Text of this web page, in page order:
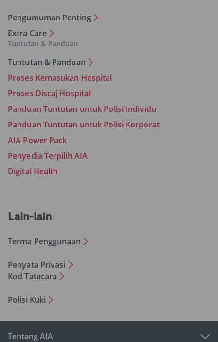
Pengumuman Penting
Extra Care
Tuntutan & Panduan
Tuntutan & Panduan
Proses Kemasukan Hospital
Proses Discaj Hospital
Panduan Tuntutan untuk Polisi Individu
Panduan Tuntutan untuk Polisi Korporat
AIA Power Pack
Penyedia Terpilih AIA
Digital Health
Lain-lain
Terma Penggunaan
Penyata Privasi
Kod Tatacara
Polisi Kuki
Tentang AIA